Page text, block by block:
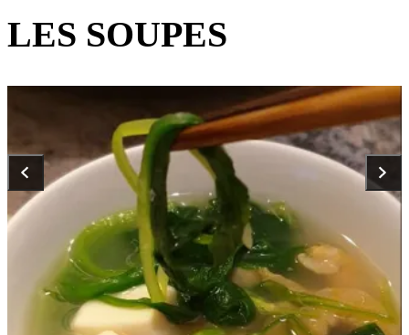
LES SOUPES